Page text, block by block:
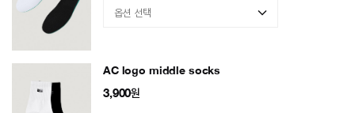
AC logo middle socks
3,900원